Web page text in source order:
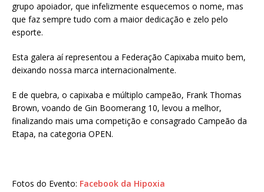
grupo apoiador, que infelizmente esquecemos o nome, mas
que faz sempre tudo com a maior dedicação e zelo pelo
esporte.
Esta galera aí representou a Federação Capixaba muito bem,
deixando nossa marca internacionalmente.
E de quebra, o capixaba e múltiplo campeão, Frank Thomas
Brown, voando de Gin Boomerang 10, levou a melhor,
finalizando mais uma competição e consagrado Campeão da
Etapa, na categoria OPEN.
Fotos do Evento: Facebook da Hipoxia